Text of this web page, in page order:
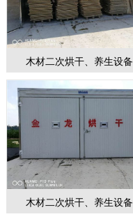
木材二次烘干、养生设备
木材二次烘干、养生设备